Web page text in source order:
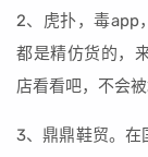
2、虎扑，毒app
都是精仿货的，
店看看吧，不会被
3、鼎鼎鞋贸。在